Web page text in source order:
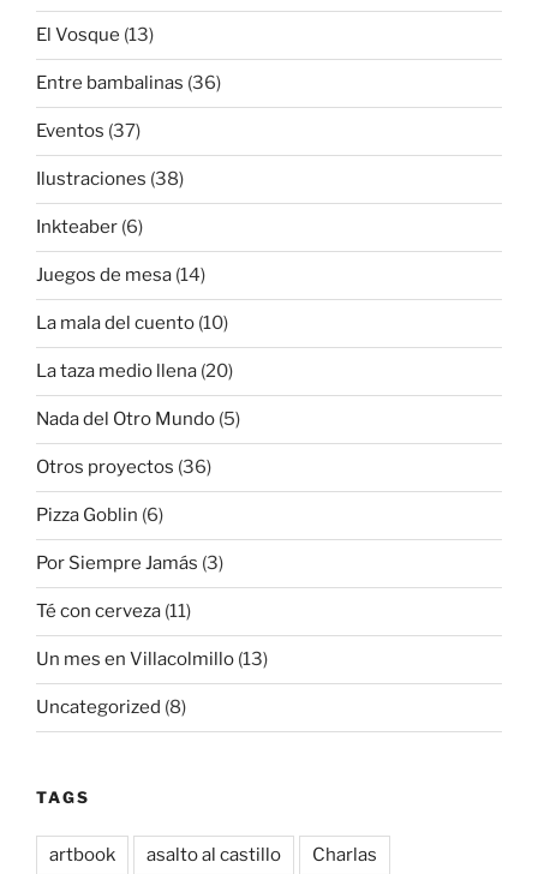
El Vosque (13)
Entre bambalinas (36)
Eventos (37)
Ilustraciones (38)
Inkteaber (6)
Juegos de mesa (14)
La mala del cuento (10)
La taza medio llena (20)
Nada del Otro Mundo (5)
Otros proyectos (36)
Pizza Goblin (6)
Por Siempre Jamás (3)
Té con cerveza (11)
Un mes en Villacolmillo (13)
Uncategorized (8)
TAGS
artbook asalto al castillo Charlas